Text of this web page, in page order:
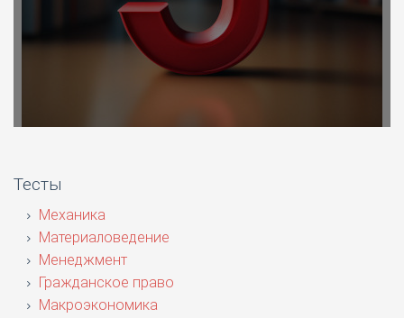
Тесты
Механика
Материаловедение
Менеджмент
Гражданское право
Макроэкономика